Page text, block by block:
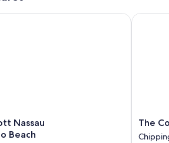
Marlin Drive cuentan con
acondicionado o wifi gratis.
Nassau
Beach
Downtown/Junkanoo Beach
The
Colony
The
The